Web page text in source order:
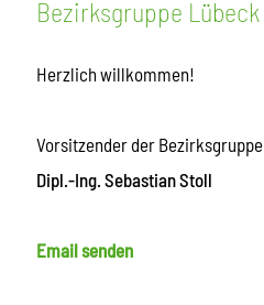
Bezirksgruppe Lübeck
Herzlich willkommen!
Vorsitzender der Bezirksgruppe
Dipl.-Ing. Sebastian Stoll
Email senden